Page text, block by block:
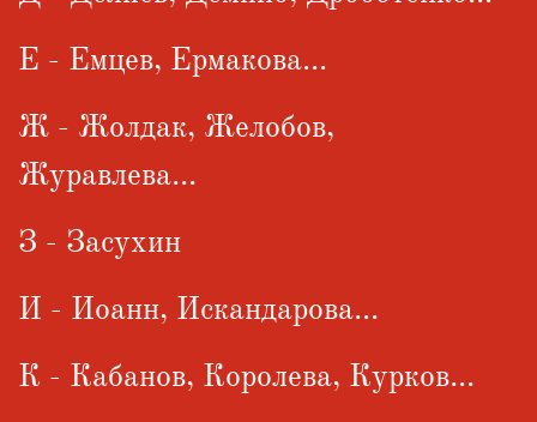
Е - Емцев, Ермакова...
Ж - Жолдак, Желобов,
Журавлева...
З - Засухин
И - Иоанн, Искандарова...
К - Кабанов, Королева, Курков...